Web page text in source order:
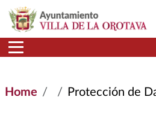
Skip to main content
Home Protección de